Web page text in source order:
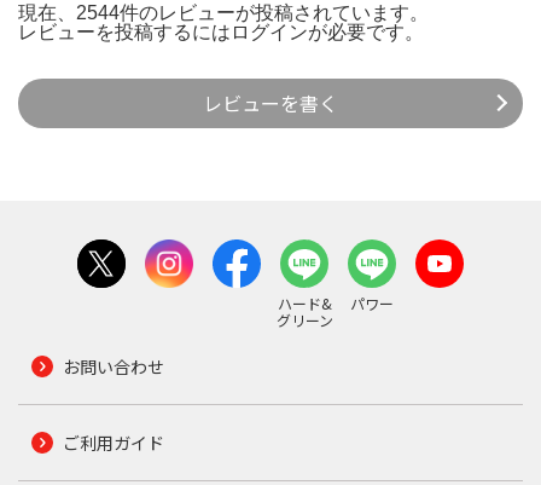
現在、2544件のレビューが投稿されています。
レビューを投稿するには ログインが必要です。
レビューを書く
ハード&
グリーン
パワー
お問い合わせ
ご利用ガイド